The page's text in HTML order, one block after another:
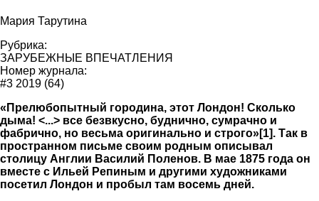
Мария Тарутина
Рубрика:
ЗАРУБЕЖНЫЕ ВПЕЧАТЛЕНИЯ
Номер журнала:
#3 2019 (64)
«Прелюбопытный городина, этот Лондон! Сколько
дыма! <...> все безвкусно, буднично, сумрачно и
фабрично, но весьма оригинально и строго»[1]. Так в
пространном письме своим родным описывал
столицу Англии Василий Поленов. В мае 1875 года он
вместе с Ильей Репиным и другими художниками
посетил Лондон и пробыл там восемь дней.